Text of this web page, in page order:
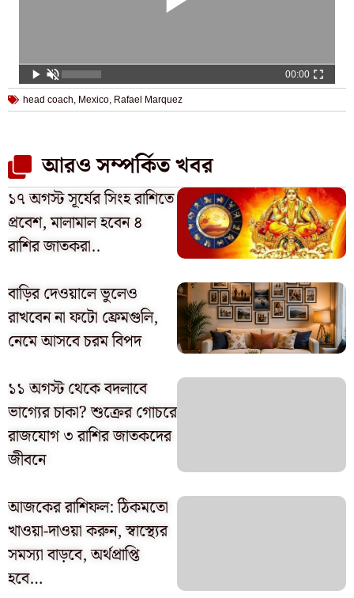
00:00
head coach, Mexico, Rafael Marquez
আরও সম্পর্কিত খবর
১৭ অগস্ট সূর্যের সিংহ রাশিতে
প্রবেশ, মালামাল হবেন ৪
রাশির জাতকরা..
বাড়ির দেওয়ালে ভুলেও
রাখবেন না ফটো ফ্রেমগুলি,
নেমে আসবে চরম বিপদ
১১ অগস্ট থেকে বদলাবে
ভাগ্যের চাকা? শুক্রের গোচরে
রাজযোগ ৩ রাশির জাতকদের
জীবনে
আজকের রাশিফল: ঠিকমতো
খাওয়া-দাওয়া করুন, স্বাস্থ্যের
সমস্যা বাড়বে, অর্থপ্রাপ্তি
হবে…